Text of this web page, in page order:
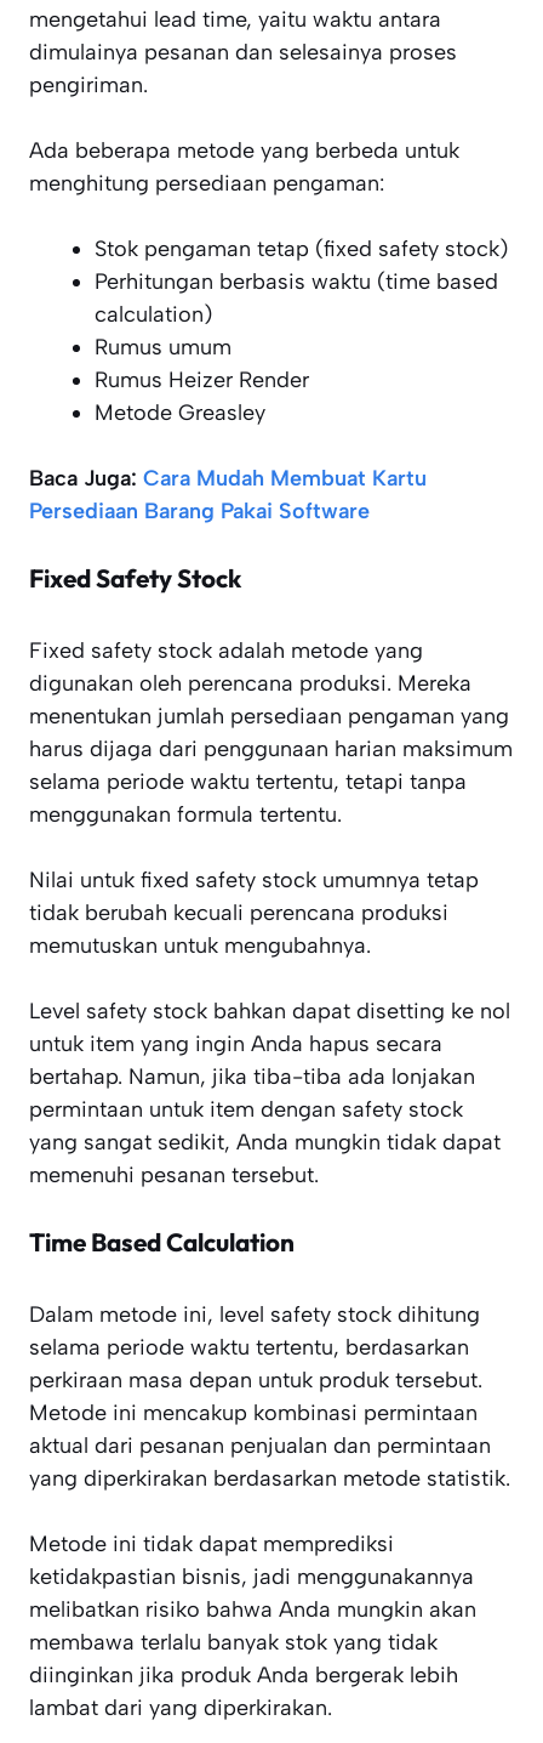
mengetahui lead time, yaitu waktu antara
dimulainya pesanan dan selesainya proses
pengiriman.
Ada beberapa metode yang berbeda untuk
menghitung persediaan pengaman:
Stok pengaman tetap (fixed safety stock)
Perhitungan berbasis waktu (time based
calculation)
Rumus umum
Rumus Heizer Render
Metode Greasley
Baca Juga: Cara Mudah Membuat Kartu
Persediaan Barang Pakai Software
Fixed Safety Stock
Fixed safety stock adalah metode yang
digunakan oleh perencana produksi. Mereka
menentukan jumlah persediaan pengaman yang
harus dijaga dari penggunaan harian maksimum
selama periode waktu tertentu, tetapi tanpa
menggunakan formula tertentu.
Nilai untuk fixed safety stock umumnya tetap
tidak berubah kecuali perencana produksi
memutuskan untuk mengubahnya.
Level safety stock bahkan dapat disetting ke nol
untuk item yang ingin Anda hapus secara
bertahap. Namun, jika tiba-tiba ada lonjakan
permintaan untuk item dengan safety stock
yang sangat sedikit, Anda mungkin tidak dapat
memenuhi pesanan tersebut.
Time Based Calculation
Dalam metode ini, level safety stock dihitung
selama periode waktu tertentu, berdasarkan
perkiraan masa depan untuk produk tersebut.
Metode ini mencakup kombinasi permintaan
aktual dari pesanan penjualan dan permintaan
yang diperkirakan berdasarkan metode statistik.
Metode ini tidak dapat memprediksi
ketidakpastian bisnis, jadi menggunakannya
melibatkan risiko bahwa Anda mungkin akan
membawa terlalu banyak stok yang tidak
diinginkan jika produk Anda bergerak lebih
lambat dari yang diperkirakan.